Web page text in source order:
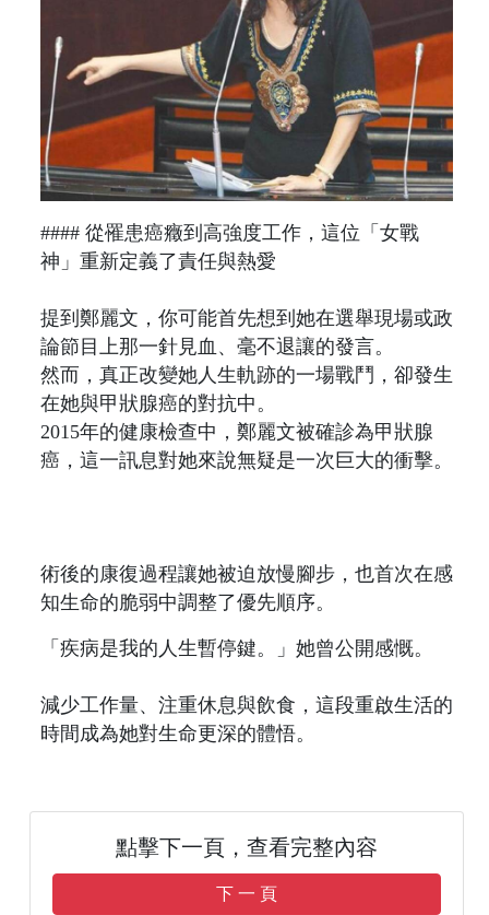
#### 從罹患癌癥到高強度工作，這位「女戰
神」重新定義了責任與熱愛
提到鄭麗文，你可能首先想到她在選舉現場或政
論節目上那一針見血、毫不退讓的發言。
然而，真正改變她人生軌跡的一場戰鬥，卻發生
在她與甲狀腺癌的對抗中。
2015年的健康檢查中，鄭麗文被確診為甲狀腺
癌，這一訊息對她來說無疑是一次巨大的衝擊。
術後的康復過程讓她被迫放慢腳步，也首次在感
知生命的脆弱中調整了優先順序。
「疾病是我的人生暫停鍵。」她曾公開感慨。
減少工作量、注重休息與飲食，這段重啟生活的
時間成為她對生命更深的體悟。
點擊下一頁，查看完整內容
下 一 頁